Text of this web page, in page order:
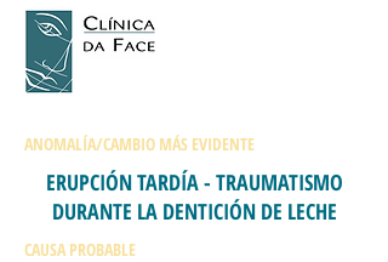
ANOMALÍA/CAMBIO MÁS EVIDENTE
ERUPCIÓN TARDÍA - TRAUMATISMO
DURANTE LA DENTICIÓN DE LECHE
CAUSA PROBABLE